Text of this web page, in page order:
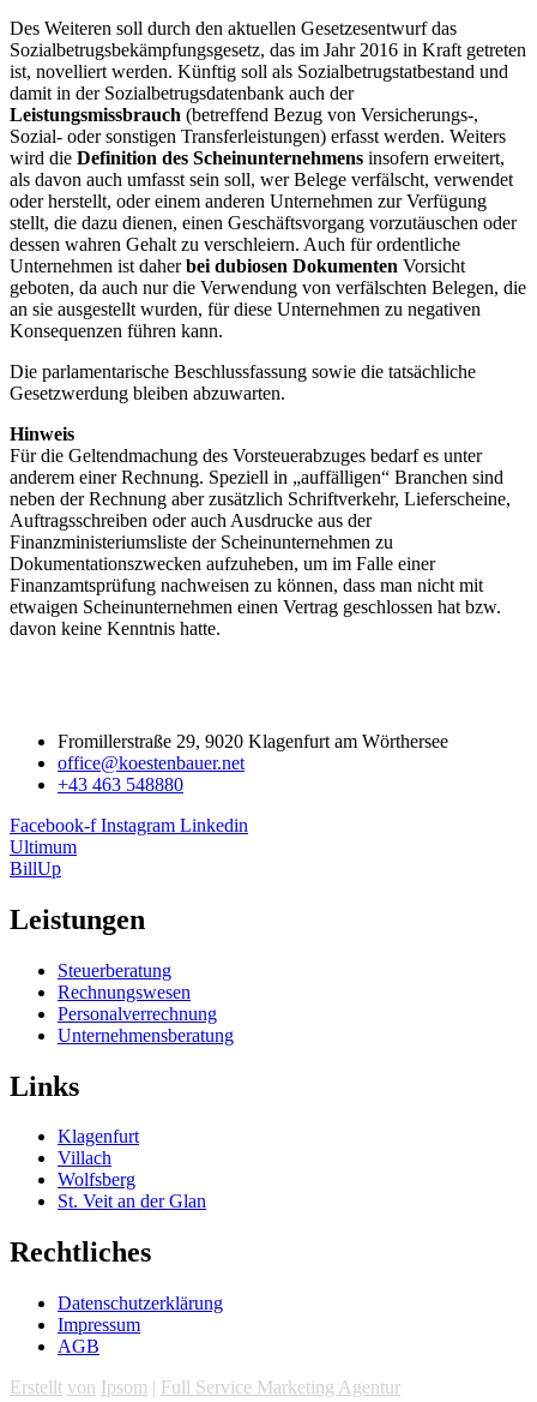
Des Weiteren soll durch den aktuellen Gesetzesentwurf das
Sozialbetrugsbekämpfungsgesetz, das im Jahr 2016 in Kraft getreten
ist, novelliert werden. Künftig soll als Sozialbetrugstatbestand und
damit in der Sozialbetrugsdatenbank auch der
Leistungsmissbrauch (betreffend Bezug von Versicherungs-,
Sozial- oder sonstigen Transferleistungen) erfasst werden. Weiters
wird die Definition des Scheinunternehmens insofern erweitert,
als davon auch umfasst sein soll, wer Belege verfälscht, verwendet
oder herstellt, oder einem anderen Unternehmen zur Verfügung
stellt, die dazu dienen, einen Geschäftsvorgang vorzutäuschen oder
dessen wahren Gehalt zu verschleiern. Auch für ordentliche
Unternehmen ist daherbei dubiosen Dokumenten Vorsicht
geboten, da auch nur die Verwendung von verfälschten Belegen, die
an sie ausgestellt wurden, für diese Unternehmen zu negativen
Konsequenzen führen kann.
Die parlamentarische Beschlussfassung sowie die tatsächliche
Gesetzwerdung bleiben abzuwarten.
Hinweis
Für die Geltendmachung des Vorsteuerabzuges bedarf es unter
anderem einer Rechnung. Speziell in „auffälligen“ Branchen sind
neben der Rechnung aber zusätzlich Schriftverkehr, Lieferscheine,
Auftragsschreiben oder auch Ausdrucke aus der
Finanzministeriumsliste der Scheinunternehmen zu
Dokumentationszwecken aufzuheben, um im Falle einer
Finanzamtsprüfung nachweisen zu können, dass man nicht mit
etwaigen Scheinunternehmen einen Vertrag geschlossen hat bzw.
davon keine Kenntnis hatte.
Fromillerstraße 29, 9020 Klagenfurt am Wörthersee
office@koestenbauer.net
+43 463 548880
Facebook-f Instagram Linkedin
Ultimum
BillUp
Leistungen
Steuerberatung
Rechnungswesen
Personalverrechnung
Unternehmensberatung
Links
Klagenfurt
Villach
Wolfsberg
St. Veit an der Glan
Rechtliches
Datenschutzerklärung
Impressum
AGB
Erstellt von Ipsom | Full Service Marketing Agentur